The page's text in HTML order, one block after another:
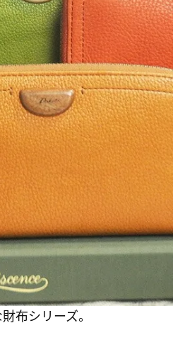
布シリーズ。